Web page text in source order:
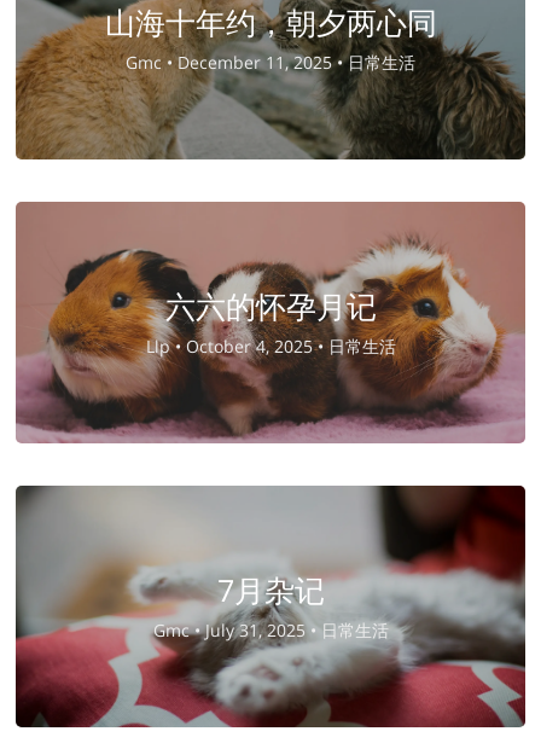
山海十年约，朝夕两心同
Gmc •December 11, 2025 •日常生活
六六的怀孕月记
Llp •October 4, 2025 •日常生活
7月杂记
Gmc •July 31, 2025 • 日常生活